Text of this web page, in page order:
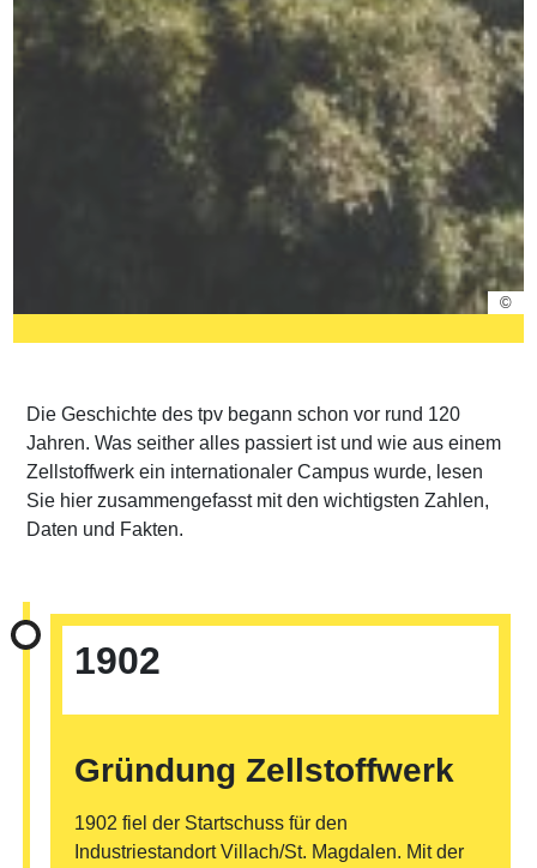
©
Die Geschichte des tpv begann schon vor rund 120
Jahren. Was seither alles passiert ist und wie aus einem
Zellstoffwerk ein internationaler Campus wurde, lesen
Sie hier zusammengefasst mit den wichtigsten Zahlen,
Daten und Fakten.
1902
Gründung Zellstoffwerk
1902 fiel der Startschuss für den
Industriestandort Villach/St. Magdalen. Mit der